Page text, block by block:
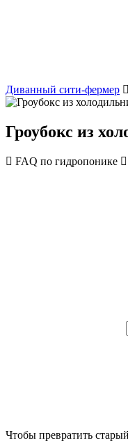
Диванный сити-фермер
Гроубокс из
FAQ по гидропонике
Чтобы превратить